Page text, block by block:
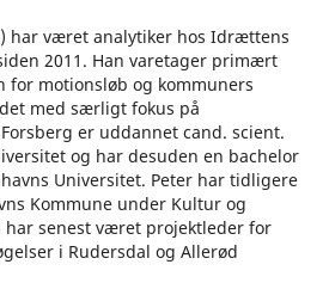
har været analytiker hos Idrættens
2011. Han varetager primært
for motionsløb og kommuners
med særligt fokus på
er uddannet cand. scient.
og har desuden en bachelor
Universitet. Peter har tidligere
Kommune under Kultur og
senest været projektleder for
i Rudersdal og Allerød